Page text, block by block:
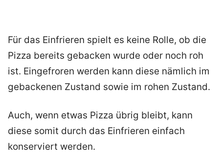
Für das Einfrieren spielt es keine Rolle, ob die
Pizza bereits gebacken wurde oder noch roh
ist. Eingefroren werden kann diese nämlich im
gebackenen Zustand sowie im rohen Zustand.
Auch, wenn etwas Pizza übrig bleibt, kann
diese somit durch das Einfrieren einfach
konserviert werden.